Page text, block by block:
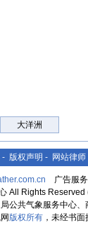
大洋洲
- 版权声明 - 网站律师
广告服
All Rights
公共气象服务中心、
版权所有 ，未经书